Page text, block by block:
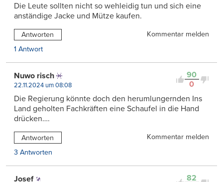
Die Leute sollten nicht so wehleidig tun und sich eine
anständige Jacke und Mütze kaufen.
Antworten
Kommentar melden
1 Antwort
90
0
Nuwo risch
22.11.2024 um 08:08
Die Regierung könnte doch den herumlungernden Ins
Land geholten Fachkräften eine Schaufel in die Hand
drücken….
Antworten
Kommentar melden
3 Antworten
82
Josef